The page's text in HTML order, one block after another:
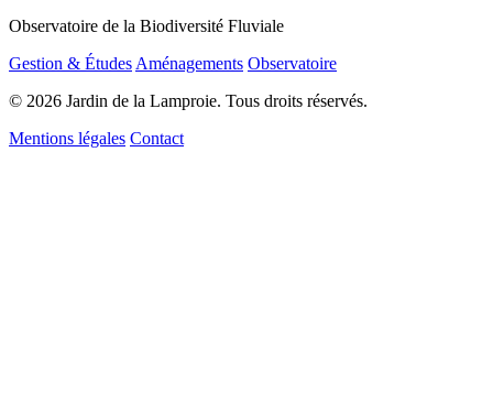
Observatoire de la Biodiversité Fluviale
Gestion & Études Aménagements Observatoire
© 2026 Jardin de la Lamproie. Tous droits réservés.
Mentions légales Contact